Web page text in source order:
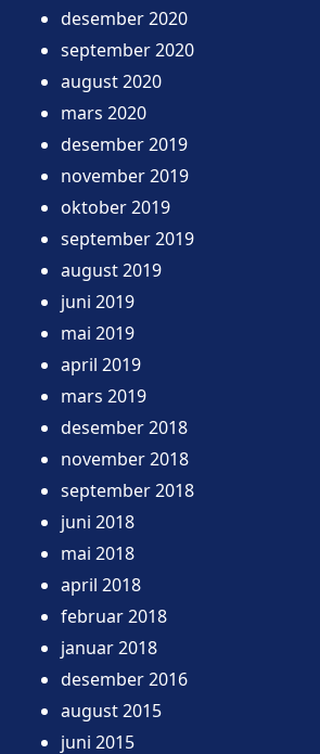
desember 2020
september 2020
august 2020
mars 2020
desember 2019
november 2019
oktober 2019
september 2019
august 2019
juni 2019
mai 2019
april 2019
mars 2019
desember 2018
november 2018
september 2018
juni 2018
mai 2018
april 2018
februar 2018
januar 2018
desember 2016
august 2015
juni 2015